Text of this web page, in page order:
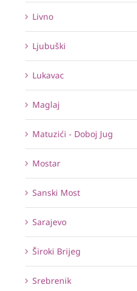
Livno
Ljubuški
Lukavac
Maglaj
Matuzići - Doboj Jug
Mostar
Sanski Most
Sarajevo
Široki Brijeg
Srebrenik